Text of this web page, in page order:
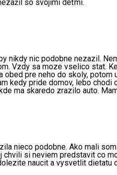
so svojimi deťmi.
nikdy nic podobne nezazil.
Vzdy sa moze vselico stat.
pre neho do skoly,
kedy pride domov, lebo
ma skaredo zrazilo auto.
nieco podobne. Ako mali
si neviem predstavit co
naucit a vysvetlit